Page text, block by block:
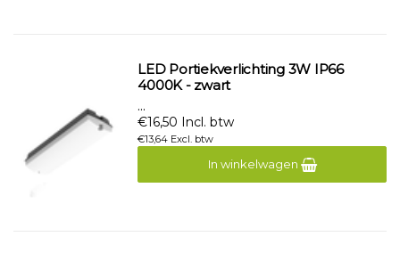
LED Portiekverlichting 3W IP66
4000K - zwart
...
€16,50 Incl. btw
€13,64 Excl. btw
In winkelwagen